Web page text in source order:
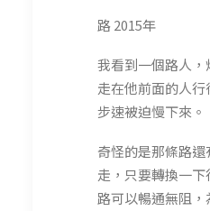
路 2015年
我看到一個路人
走在他前面的人
步速被迫慢下來。
奇怪的是那條路
走，只要轉換一
路可以暢通無阻